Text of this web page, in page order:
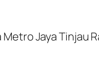
Metro Jaya Tinjau